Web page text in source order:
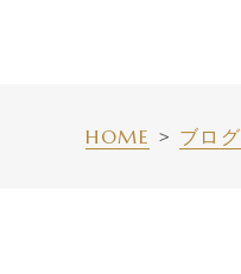
HOME ブログ